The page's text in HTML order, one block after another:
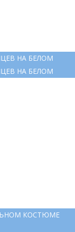
НА БЕЛОМ
НА БЕЛОМ
КОСТЮМЕ